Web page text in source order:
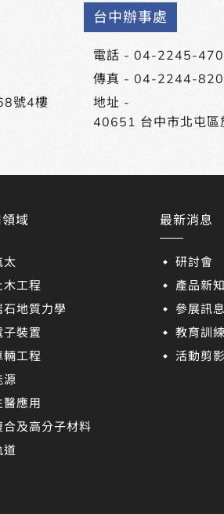
號4樓
台中辦事處
電話 - 04-2245-
傳真 - 04-2244-
地址 -
40651 台中市北屯
域
太
木工程
石地質力學
子裝置
輛工程
源
醫應用
合及高分子材料
道
最新消息
研討會
產品新知
參展訊息
教育訓練
活動剪影